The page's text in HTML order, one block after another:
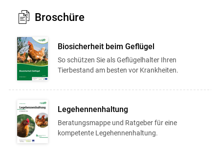
Broschüre
Biosicherheit beim Geflügel
So schützen Sie als Geflügelhalter Ihren
Tierbestand am besten vor Krankheiten.
Legehennenhaltung
Beratungsmappe und Ratgeber für eine
kompetente Legehennenhaltung.